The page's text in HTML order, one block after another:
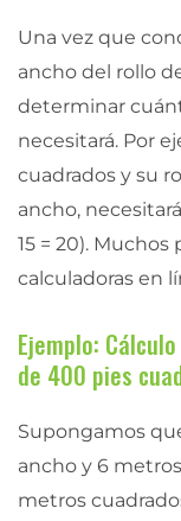
Una vez que
ancho del rollo
determinar
necesitará. Por
cuadrados y su
ancho,
15 = 20).
calculadoras en
Ejemplo:
de 400 pies
Supongamos
ancho y 6
metros